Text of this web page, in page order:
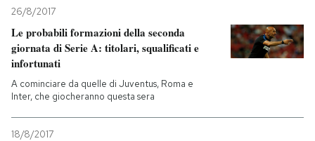
26/8/2017
Le probabili formazioni della seconda
giornata di Serie A: titolari, squalificati e
infortunati
A cominciare da quelle di Juventus, Roma e
Inter, che giocheranno questa sera
18/8/2017